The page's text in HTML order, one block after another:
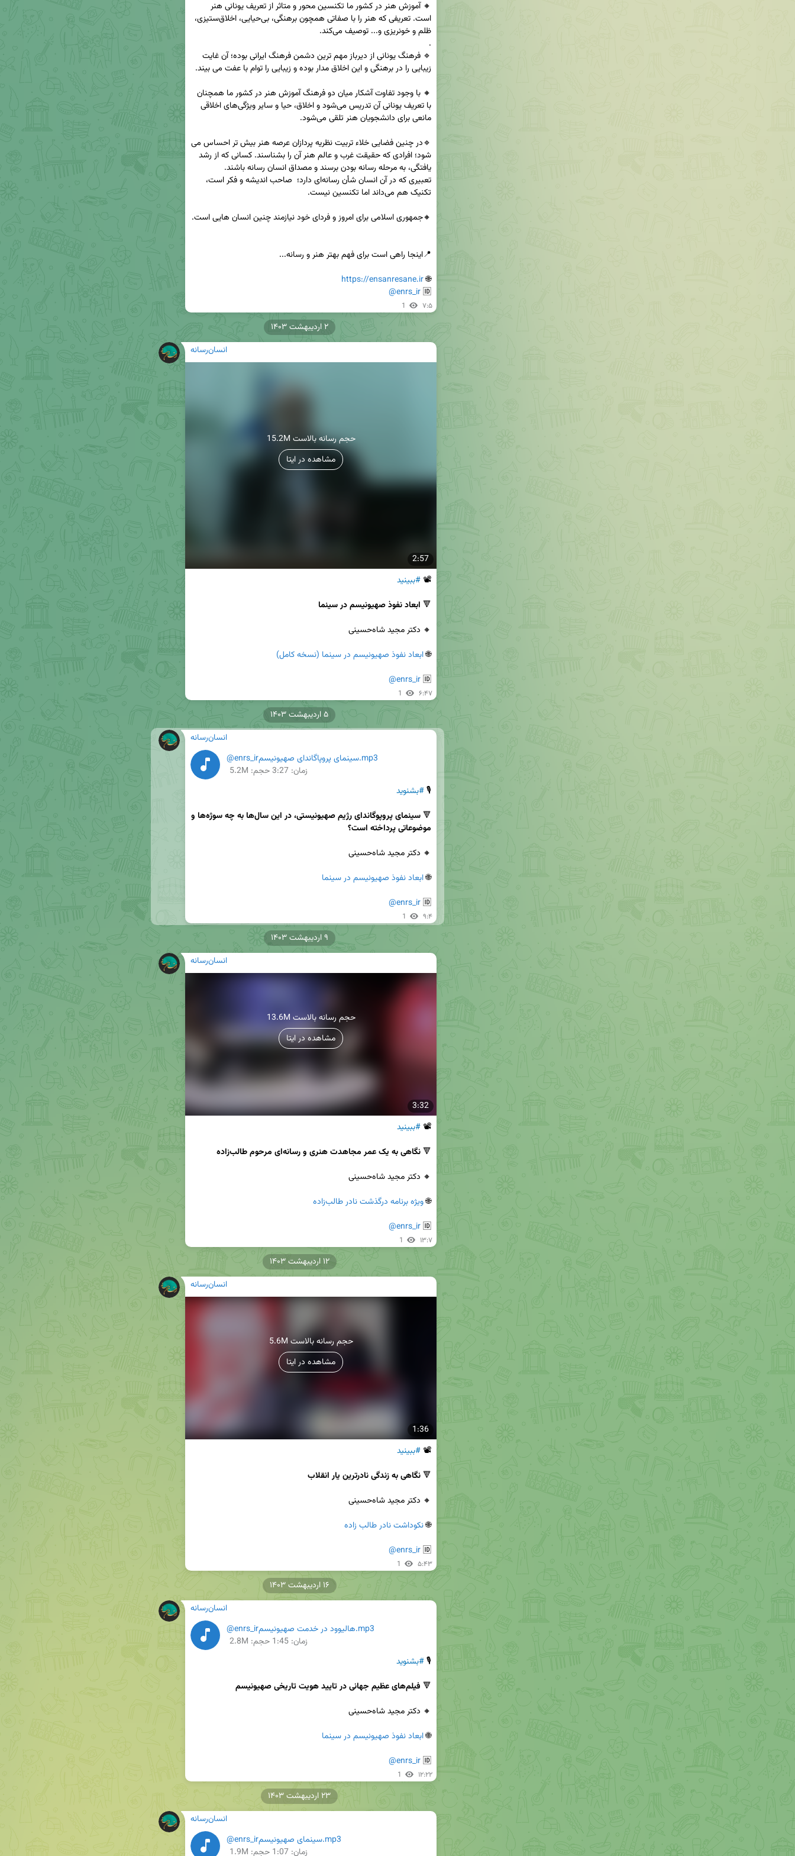
🌐
https://ensanresane.ir
🆔
@enrs_ir
1 ۷:۵
انسان‌رسانه
2:57
15.2M حجم رسانه بالاست
مشاهده در ایتا
📽 #ببینید
🔻 ابعاد نفوذ صهیونیسم در سینما
🌐 ابعاد نفوذ صهیونیسم در سینما (نسخه کامل)
🆔
@enrs_ir
1 ۶:۴۷
۲ اردیبهشت ۱۴۰۳
انسان‌رسانه
@enrs_irسینمای پروپاگاندای صهیونیسم.mp3
زمان: 3:27 حجم: 5.2M
🎙 #بشنوید
🔻
موضوعاتی پرداخته است؟
🌐 ابعاد نفوذ صهیونیسم در سینما
🆔
@enrs_ir
1 ۹:۴
۵ اردیبهشت ۱۴۰۳
انسان‌رسانه
3:32
13.6M حجم رسانه بالاست
مشاهده در ایتا
📽 #ببینید
🔻 نگاهی به یک عمر مجاهدت هنری و رسانه‌ای مرحوم طالب‌زاده
🌐 ویژه برنامه درگذشت نادر طالب‌زاده
🆔
@enrs_ir
1 ۱۳:۷
۹ اردیبهشت ۱۴۰۳
انسان‌رسانه
1:36
5.6M حجم رسانه بالاست
مشاهده در ایتا
📽 #ببینید
🔻 نگاهی به زندگی نادرترین یار انقلاب
🌐 نکوداشت نادر طالب زاده
🆔
@enrs_ir
1 ۵:۴۳
۱۲ اردیبهشت ۱۴۰۳
انسان‌رسانه
@enrs_irهالیوود در خدمت صهیونیسم.mp3
زمان: 1:45 حجم: 2.8M
🎙 #بشنوید
🔻 فیلم‌های عظیم جهانی در تایید هویت تاریخی صهیونیسم
🌐 ابعاد نفوذ صهیونیسم در سینما
🆔
@enrs_ir
1 ۱۲:۲۲
۱۶ اردیبهشت ۱۴۰۳
انسان‌رسانه
@enrs_irسینمای صهیونیسم.mp3
زمان: 1:07 حجم: 1.9M
۲۳ اردیبهشت ۱۴۰۳